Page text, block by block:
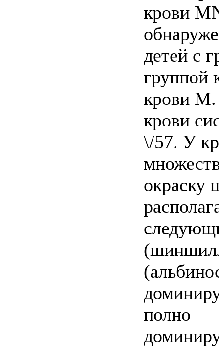
крови
детей с
группой
крови М.
крови
\/57. У
окраску
полно